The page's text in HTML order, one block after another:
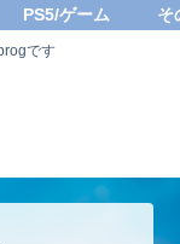
です
PS5/ゲーム そ